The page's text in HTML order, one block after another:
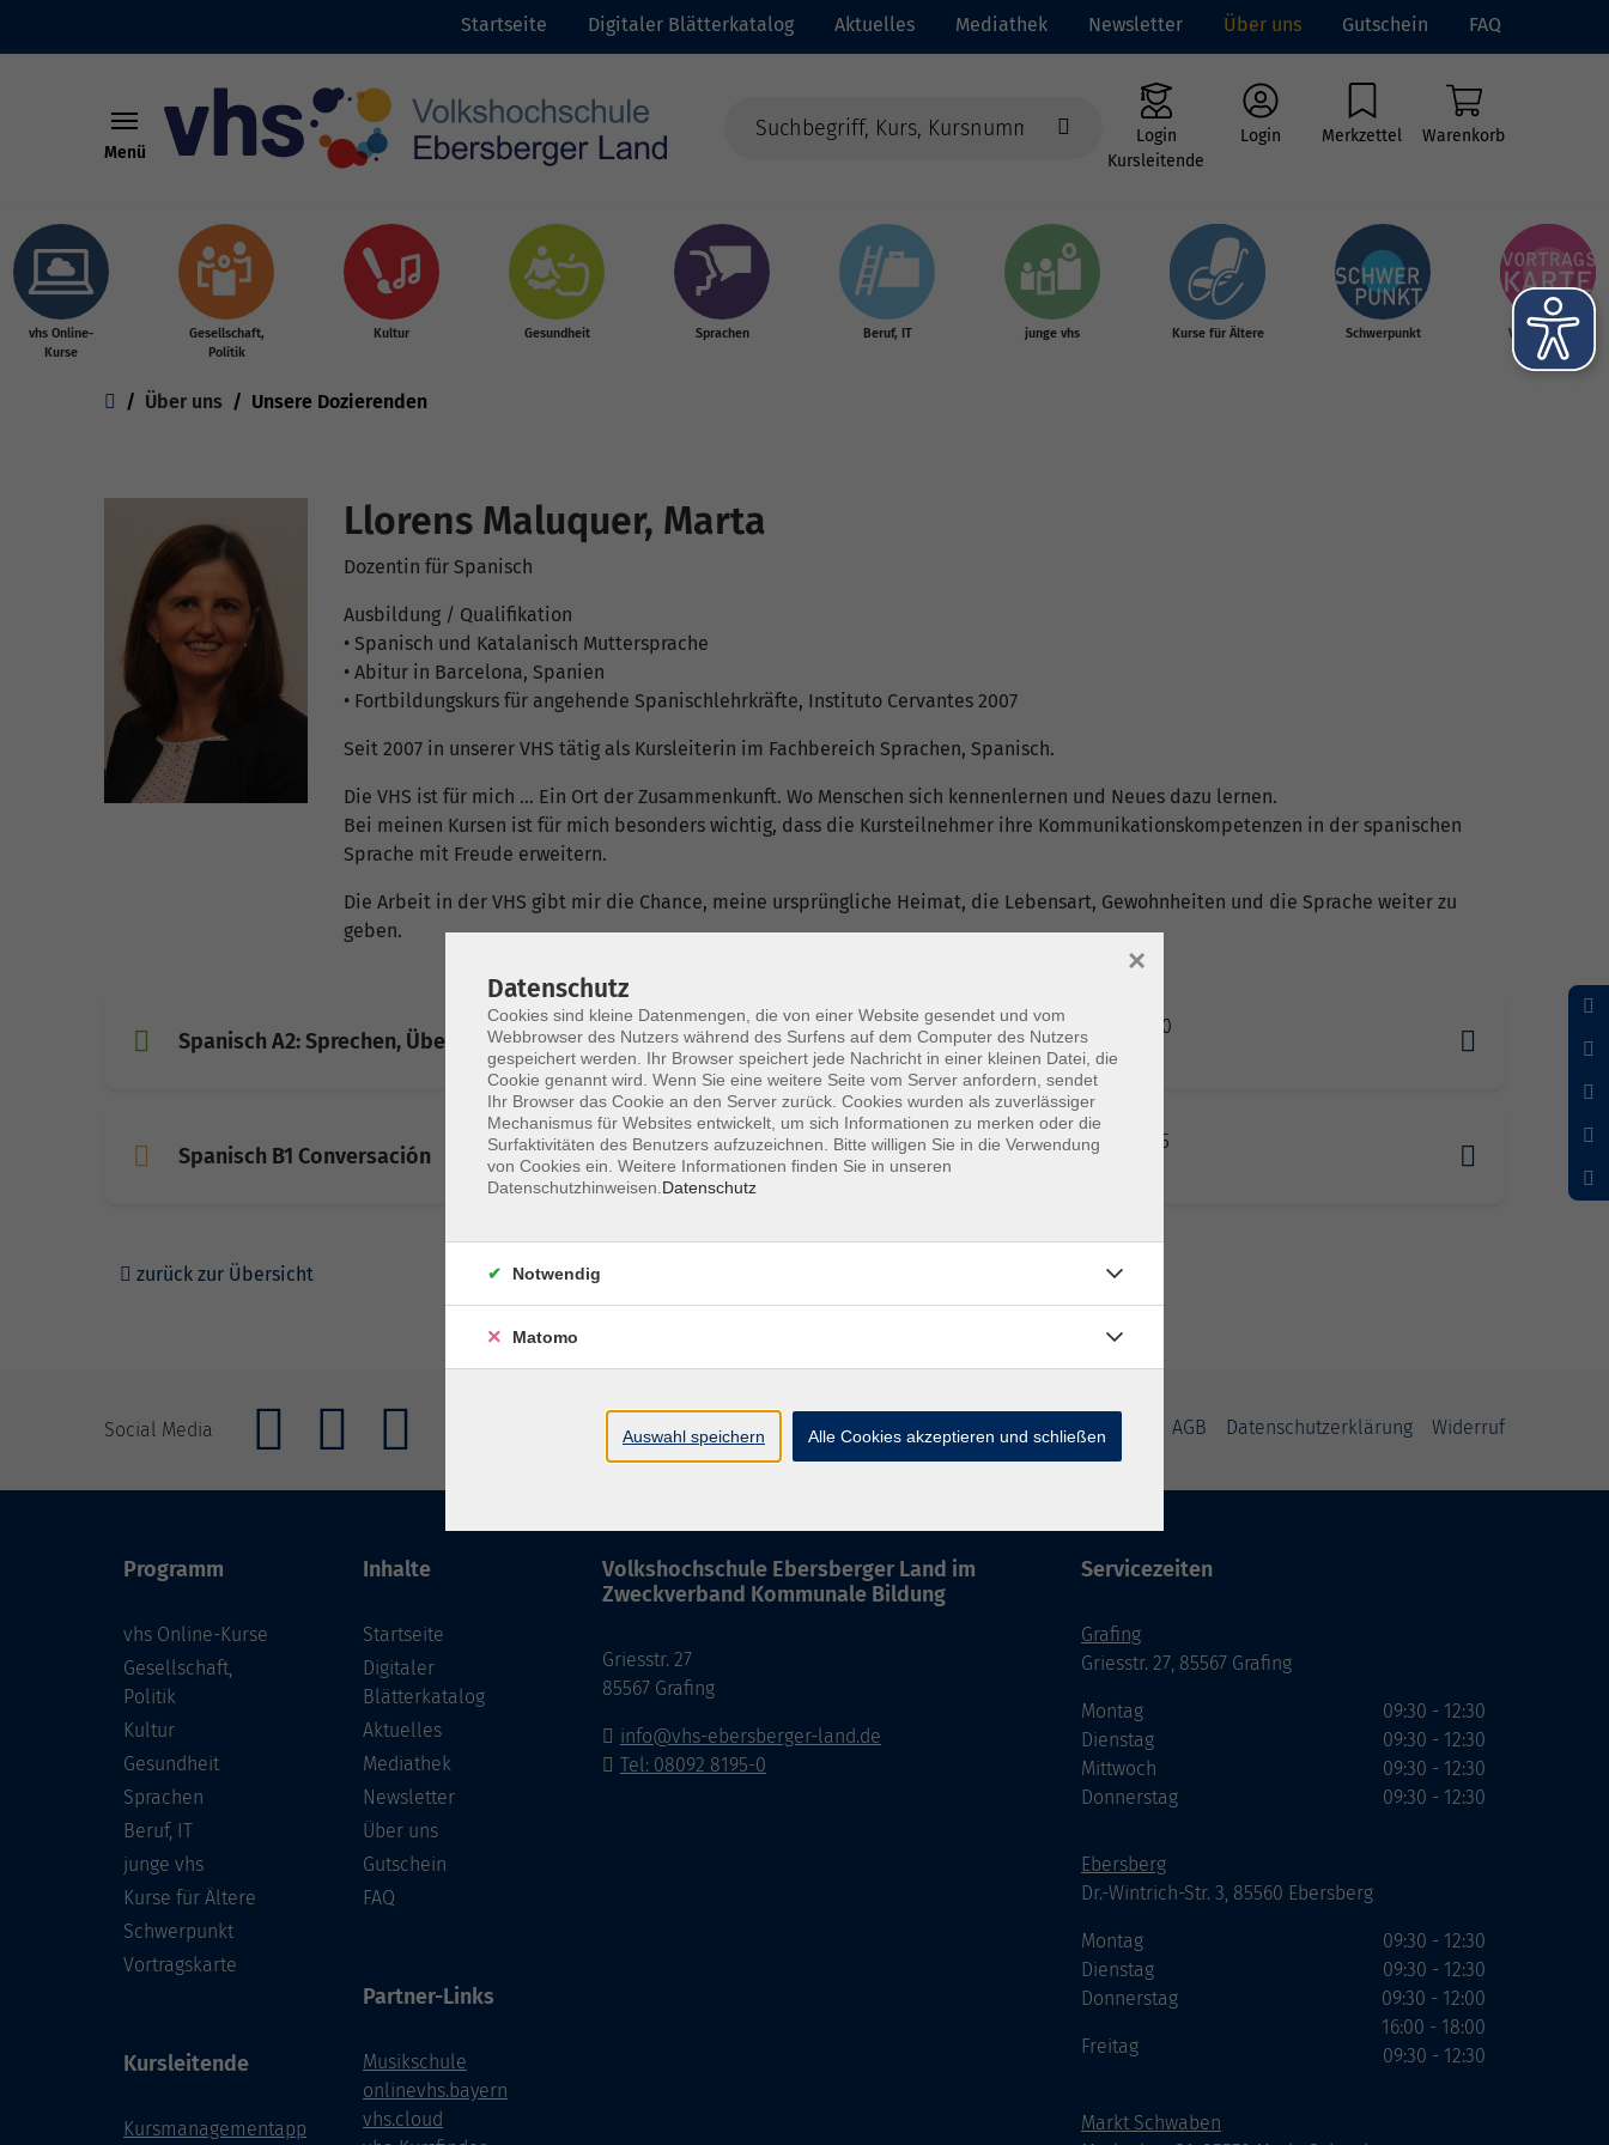
Startseite Digitaler Blätterkatalog Aktuelles Mediathek Newsletter Über uns Gutschein FAQ
Menü
Login
Kursleitende
Login Merkzettel Warenkorb
vhs Online-
Kurse
Gesellschaft,
Politik
Kultur Gesundheit Sprachen Beruf, IT junge vhs Kurse für Ältere Schwerpunkt Vortragskarte
You are here:
Über uns Unsere Dozierenden
Llorens Maluquer, Marta
Dozentin für Spanisch
Ausbildung / Qualifikation
• Spanisch und Katalanisch Muttersprache
• Abitur in Barcelona, Spanien
• Fortbildungskurs für angehende Spanischlehrkräfte, Instituto Cervantes 2007
Seit 2007 in unserer VHS tätig als Kursleiterin im Fachbereich Sprachen, Spanisch.
Die VHS ist für mich ... Ein Ort der Zusammenkunft. Wo Menschen sich kennenlernen und Neues dazu lernen.
Bei meinen Kursen ist für mich besonders wichtig, dass die Kursteilnehmer ihre Kommunikationskompetenzen in der spanischen
Sprache mit Freude erweitern.
Die Arbeit in der VHS gibt mir die Chance, meine ursprüngliche Heimat, die Lebensart, Gewohnheiten und die Sprache weiter zu
geben.
Spanisch A2: Sprechen, Üben und Wiederholen
Do. 01.10.2026 18:30
Ebersberg
Spanisch B1 Conversación
Do. 01.10.2026 19:35
zurück zur Übersicht
Social Media Barrierefreiheit Lage & Routenplan Impressum AGB Datenschutzerklärung Widerruf
Programm
vhs Online-Kurse
Gesellschaft,
Politik
Kultur
Gesundheit
Sprachen
Beruf, IT
junge vhs
Kurse für Ältere
Schwerpunkt
Vortragskarte
Kursleitende
Kursmanagementapp
Inhalte
Startseite
Digitaler
Blätterkatalog
Aktuelles
Mediathek
Newsletter
Über uns
Gutschein
FAQ
Partner-Links
Musikschule
onlinevhs.bayern
vhs.cloud
Volkshochschule Ebersberger Land im
Zweckverband Kommunale Bildung
Griesstr. 27
85567 Grafing
info@vhs-ebersberger-land.de
Tel: 08092 8195-0
Servicezeiten
Grafing
Griesstr. 27, 85567 Grafing
Montag
Dienstag
Mittwoch
Donnerstag
09:30 - 12:30
09:30 - 12:30
09:30 - 12:30
09:30 - 12:30
Ebersberg
Dr.-Wintrich-Str. 3, 85560 Ebersberg
Montag
Dienstag
Donnerstag
Freitag
09:30 - 12:30
09:30 - 12:30
09:30 - 12:00
16:00 - 18:00
09:30 - 12:30
Markt Schwaben
Datenschutz
Cookies sind kleine Datenmengen, die von einer Website gesendet und vom
Webbrowser des Nutzers während des Surfens auf dem Computer des Nutzers
gespeichert werden. Ihr Browser speichert jede Nachricht in einer kleinen Datei, die
Cookie genannt wird. Wenn Sie eine weitere Seite vom Server anfordern, sendet
Ihr Browser das Cookie an den Server zurück. Cookies wurden als zuverlässiger
Mechanismus für Websites entwickelt, um sich Informationen zu merken oder die
Surfaktivitäten des Benutzers aufzuzeichnen. Bitte willigen Sie in die Verwendung
von Cookies ein. Weitere Informationen finden Sie in unseren
Datenschutzhinweisen. Datenschutz
×
Notwendig
Matomo
Auswahl speichern Alle Cookies akzeptieren und schließen